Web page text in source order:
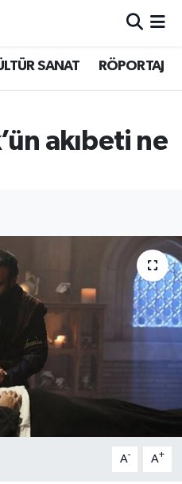
SANAT RÖPORTAJ
akıbeti ne
A- A+
Haritası
ve Fikstür